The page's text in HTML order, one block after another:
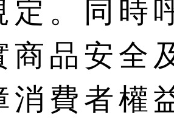
定。同時
商品安全
消費者權